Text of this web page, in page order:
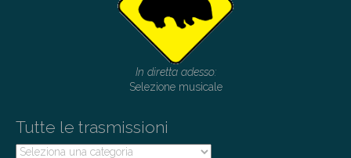
n
In diretta adesso:
Selezione musicale
Tutte le trasmissioni
Tutte